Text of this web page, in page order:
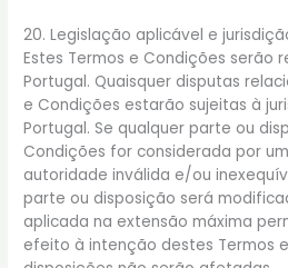
20. Legislação aplicável e
Estes Termos e Condições serão
Portugal. Quaisquer disputas
e Condições estarão sujeitas à
Portugal. Se qualquer parte ou
Condições for considerada por
autoridade inválida e/ou
parte ou disposição será
aplicada na extensão máxima
efeito à intenção destes Termos